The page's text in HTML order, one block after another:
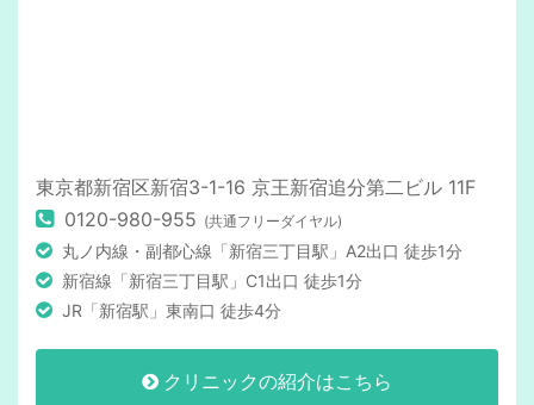
東京都新宿区新宿3-1-16 京王新宿追分第二ビル 11F
0120-980-955 (共通フリーダイヤル)
丸ノ内線・副都心線「新宿三丁目駅」A2出口 徒歩1分
新宿線「新宿三丁目駅」C1出口 徒歩1分
JR「新宿駅」東南口 徒歩4分
クリニックの紹介はこちら